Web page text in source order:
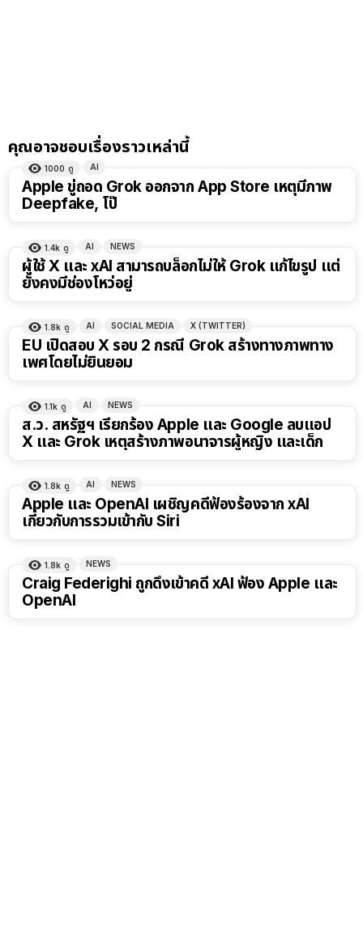
คุณอาจชอบเรื่องราวเหล่านี้
1000 ดู AI
Apple ขู่ถอด Grok ออกจาก App Store เหตุมีภาพ
Deepfake, โป๊
1.4k ดู AI NEWS
ผู้ใช้ X และ xAI สามารถบล็อกไม่ให้ Grok แก้ไขรูป แต่
ยังคงมีช่องโหว่อยู่
1.8k ดู AI SOCIAL MEDIA X (TWITTER)
EU เปิดสอบ X รอบ 2 กรณี Grok สร้างทางภาพทาง
เพศโดยไม่ยินยอม
1.1k ดู AI NEWS
ส.ว. สหรัฐฯ เรียกร้อง Apple และ Google ลบแอป
X และ Grok เหตุสร้างภาพอนาจารผู้หญิง และเด็ก
1.8k ดู AI NEWS
Apple และ OpenAI เผชิญคดีฟ้องร้องจาก xAI
เกี่ยวกับการรวมเข้ากับ Siri
1.8k ดู NEWS
Craig Federighi ถูกดึงเข้าคดี xAI ฟ้อง Apple และ
OpenAI